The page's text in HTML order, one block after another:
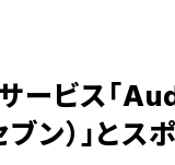
ービス「
ン）」と